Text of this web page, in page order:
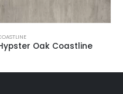
COASTLINE
Coca icing Coastline